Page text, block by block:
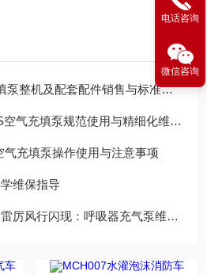
及配套配件销售与标准化应用技术解析
充填泵规范使用与精细化维保技术指南
气充填泵操作使用与注意事项
维保指导
风行闪现：呼吸器充气泵维保机构
电话咨询
微信咨询